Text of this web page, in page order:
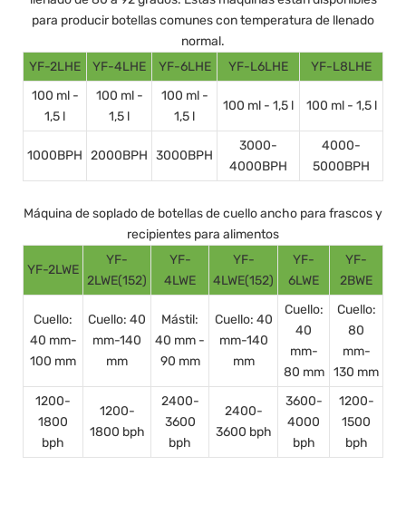
para producir botellas comunes con temperatura de llenado
normal.
YF-2LHE
YF-4LHE YF-6LHE YF-L6LHE
YF-L8LHE
100 ml -
1,5 l
100 ml -
1,5 l
100 ml -
1,5 l
100 ml - 1,5 l 100 ml - 1,5 l
1000BPH 2000BPH 3000BPH
3000-
4000BPH
4000-
5000BPH
Máquina de soplado de botellas de cuello ancho para frascos y
recipientes para alimentos
YF-2LWE
YF-
2LWE(152)
YF-
4LWE
YF-
4LWE(152)
YF-
6LWE
YF-
2BWE
Cuello:
40 mm-
100 mm
Cuello: 40
mm-140
mm
Mástil:
40 mm -
90 mm
Cuello: 40
mm-140
mm
Cuello:
40
mm-
80 mm
Cuello:
80
mm-
130 mm
1200-
1800
bph
1200-
1800 bph
2400-
3600
bph
2400-
3600 bph
3600-
4000
bph
1200-
1500
bph